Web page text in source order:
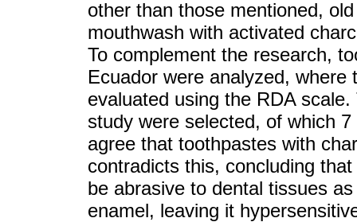
other than those mentioned,
mouthwash with activated
To complement the research,
Ecuador were analyzed,
evaluated using the RDA
study were selected, of which
agree that toothpastes with
contradicts this, concluding
be abrasive to dental tissues
enamel, leaving it